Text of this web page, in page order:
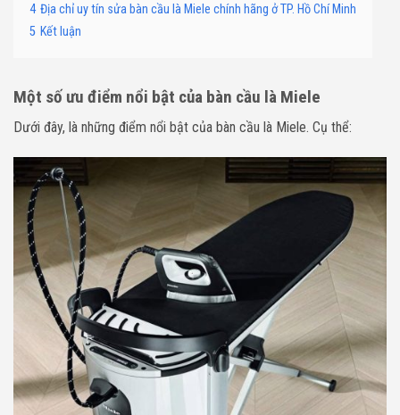
4 Địa chỉ uy tín sửa bàn cầu là Miele chính hãng ở TP. Hồ Chí Minh
5 Kết luận
Một số ưu điểm nổi bật của bàn cầu là Miele
Dưới đây, là những điểm nổi bật của bàn cầu là Miele. Cụ thể: